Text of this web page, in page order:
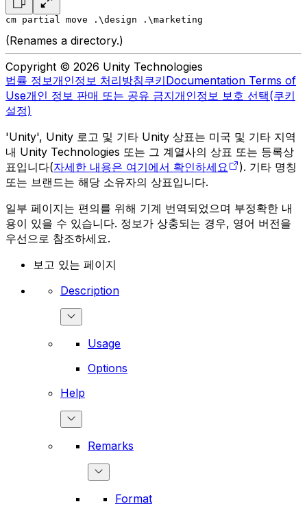
cm partial move .\design .\marketing
(Renames a directory.)
Copyright © 2026 Unity Technologies
법률 정보개인정보 처리방침쿠키Documentation Terms of
Use개인 정보 판매 또는 공유 금지개인정보 보호 선택(쿠키
설정)
'Unity', Unity 로고 및 기타 Unity 상표는 미국 및 기타 지역
내 Unity Technologies 또는 그 계열사의 상표 또는 등록상
표입니다(자세한 내용은 여기에서 확인하세요
). 기타 명칭
또는 브랜드는 해당 소유자의 상표입니다.
일부 페이지는 편의를 위해 기계 번역되었으며 부정확한 내
용이 있을 수 있습니다. 정보가 상충되는 경우, 영어 버전을
우선으로 참조하세요.
보고 있는 페이지
Description
Usage
Options
Help
Remarks
Format